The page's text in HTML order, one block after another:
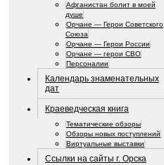
Афганистан болит в моей
душе
Орчане — Герои Советского
Союза
Орчане — Герои России
Орчане — герои СВО
Персоналии
Календарь знаменательных
дат
Краеведческая книга
Тематические обзоры
Обзоры новых поступлений
Виртуальные выставки
Ссылки на сайты г. Орска